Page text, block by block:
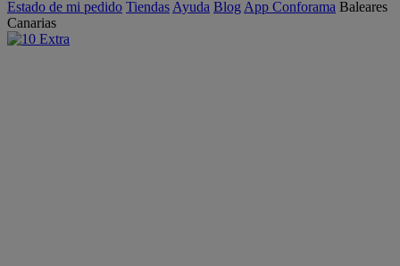
Estado de mi pedido Tiendas Ayuda Blog App Conforama Baleares
Canarias